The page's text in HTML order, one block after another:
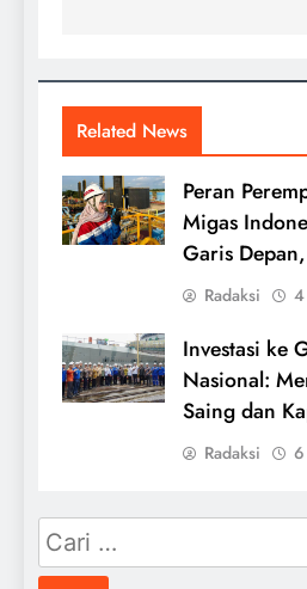
Related News
Peran
Migas
Garis
Radaksi
Investasi ke
Nasional:
Saing dan
Radaksi
Cari
untuk: